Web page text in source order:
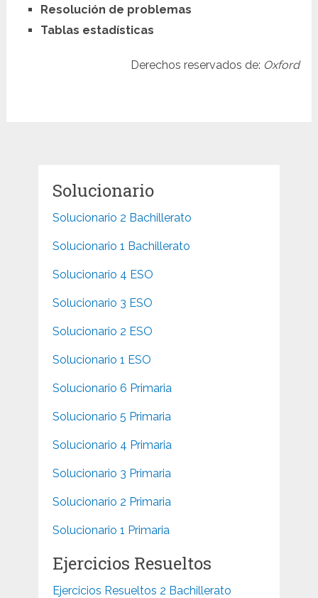
Resolución de problemas
Tablas estadísticas
Derechos reservados de: Oxford
Solucionario
Solucionario 2 Bachillerato
Solucionario 1 Bachillerato
Solucionario 4 ESO
Solucionario 3 ESO
Solucionario 2 ESO
Solucionario 1 ESO
Solucionario 6 Primaria
Solucionario 5 Primaria
Solucionario 4 Primaria
Solucionario 3 Primaria
Solucionario 2 Primaria
Solucionario 1 Primaria
Ejercicios Resueltos
Ejercicios Resueltos 2 Bachillerato